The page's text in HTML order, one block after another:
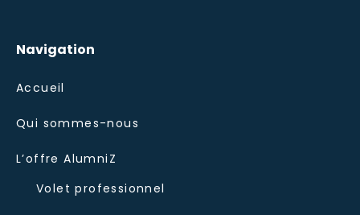
Navigation
Accueil
Qui sommes-nous
L’offre AlumniZ
Volet professionnel